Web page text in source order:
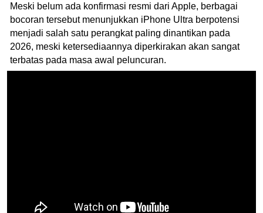
Meski belum ada konfirmasi resmi dari Apple, berbagai
bocoran tersebut menunjukkan iPhone Ultra berpotensi
menjadi salah satu perangkat paling dinantikan pada
2026, meski ketersediaannya diperkirakan akan sangat
terbatas pada masa awal peluncuran.